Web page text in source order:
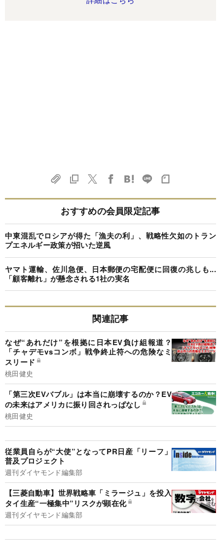
おすすめの会員限定記事
中東混乱でロシアが得た「漁夫の利」、戦略性欠如のトラン
プエネルギー政策が招いた逆風
ヤマト運輸、佐川急便、日本郵便の宅配便に回復の兆しも...
「顧客離れ」が懸念される1社の実名
関連記事
なぜ“あれだけ”を根拠に日本EV負け組報道？
「チャデモvsコンボ」戦争終止符への危険なミ
スリード
桃田健史
「第三次EVバブル」は本当に崩壊するのか？EV
の未来はアメリカに振り回されっぱなし
桃田健史
従業員自らが“大使”となってPR日産「リーフ」
普及プロジェクト
週刊ダイヤモンド編集部
【三菱自動車】世界戦略車「ミラージュ」を投入
タイ生産“一極集中”リスクが顕在化
週刊ダイヤモンド編集部